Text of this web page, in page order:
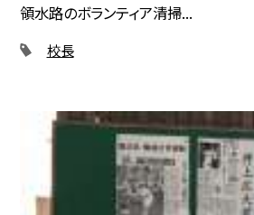
領水路のボランティア清掃...
校長